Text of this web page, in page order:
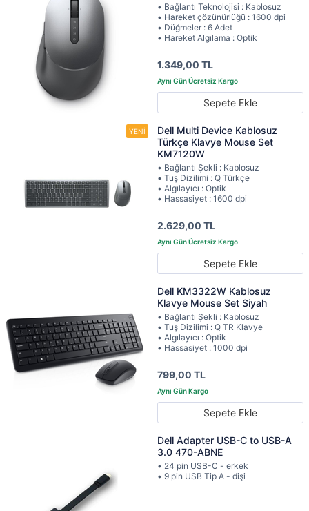
• Bağlantı Teknolojisi : Kablosuz
• Hareket çözünürlüğü : 1600 dpi
• Düğmeler : 6 Adet
• Hareket Algılama : Optik
1.349,00 TL
Sepete Ekle
Dell Multi Device Kablosuz
Türkçe Klavye Mouse Set
KM7120W
• Bağlantı Şekli : Kablosuz
• Tuş Dizilimi : Q Türkçe
• Algılayıcı : Optik
• Hassasiyet : 1600 dpi
2.629,00 TL
Sepete Ekle
Dell KM3322W Kablosuz
Klavye Mouse Set Siyah
• Bağlantı Şekli : Kablosuz
• Tuş Dizilimi : Q TR Klavye
• Algılayıcı : Optik
• Hassasiyet : 1000 dpi
799,00 TL
Sepete Ekle
Dell Adapter USB-C to USB-A
3.0 470-ABNE
• 24 pin USB-C - erkek
• 9 pin USB Tip A - dişi